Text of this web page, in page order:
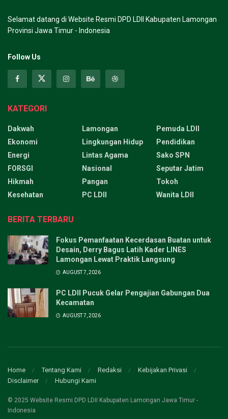
Selamat datang di Website Resmi DPD LDII Kabupaten Lamongan
Provinsi Jawa Timur - Indonesia
Follow Us
KATEGORI
Dakwah
Ekonomi
Energi
FORSGI
Hikmah
Kesehatan
Lamongan
Lingkungan Hidup
Lintas Agama
Nasional
Pangan
PC LDII
Pemuda LDII
Pendidikan
Sako SPN
Seputar Jatim
Tokoh
Wanita LDII
BERITA TERBARU
Fokus Pemanfaatan Kecerdasan Buatan untuk
Desain, Derry Bagus Latih Kader LINES
Lamongan Lewat Praktik Langsung
AUGUST 7, 2026
PC LDII Pucuk Gelar Pengajian Gabungan Dua
Kecamatan
AUGUST 7, 2026
Home Tentang Kami Redaksi
Kebijakan Privasi
Disclaimer
Hubungi Kami
© 2025 Website Resmi DPD LDII Kabupaten Lamongan Jawa Timur -
Indonesia